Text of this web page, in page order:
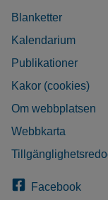
Blanketter
Kalendarium
Publikationer
Kakor (cookies)
Om webbplatsen
Webbkarta
Facebook